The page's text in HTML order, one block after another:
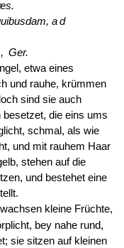
ad
Ger.
etwa eines
und rauhe, krümmen
sind sie auch
besetzet, die eins ums
schmal, als wie
und mit rauhem Haar
stehen auf die
und bestehet eine
kleine Früchte,
bey nahe rund,
sie sitzen auf kleinen